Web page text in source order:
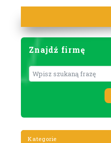
Znajdź firmę
Kategorie